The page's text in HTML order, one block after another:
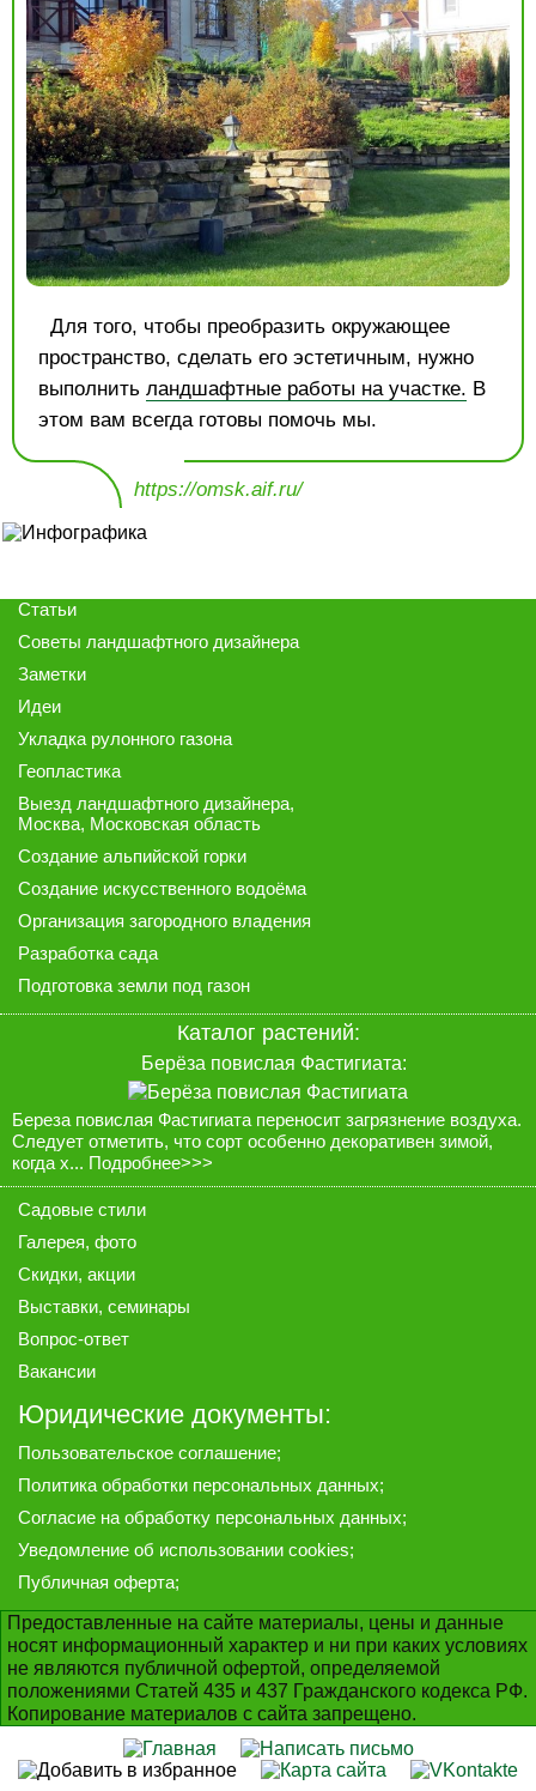
Для того, чтобы преобразить окружающее
пространство, сделать его эстетичным, нужно
выполнить ландшафтные работы на участке. В
этом вам всегда готовы помочь мы.
https://omsk.aif.ru/
Статьи
Советы ландшафтного дизайнера
Заметки
Идеи
Укладка рулонного газона
Геопластика
Выезд ландшафтного дизайнера,
Москва, Московская область
Создание альпийской горки
Создание искусственного водоёма
Организация загородного владения
Разработка сада
Подготовка земли под газон
Каталог растений:
Берёза повислая Фастигиата:
Береза повислая Фастигиата переносит загрязнение воздуха.
Следует отметить, что сорт особенно декоративен зимой,
когда х... Подробнее>>>
Садовые стили
Галерея, фото
Скидки, акции
Выставки, семинары
Вопрос-ответ
Вакансии
Юридические документы:
Пользовательское соглашение;
Политика обработки персональных данных;
Согласие на обработку персональных данных;
Уведомление об использовании cookies;
Публичная оферта;
Предоставленные на сайте материалы, цены и данные
носят информационный характер и ни при каких условиях
не являются публичной офертой, определяемой
положениями Статей 435 и 437 Гражданского кодекса РФ.
Копирование материалов с сайта запрещено.